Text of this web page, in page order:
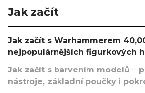
Jak začít
Jak začít s Warhammerem
nejpopulárnějších figurkových
Jak začít s barvením modelů –
nástroje, základní poučky i